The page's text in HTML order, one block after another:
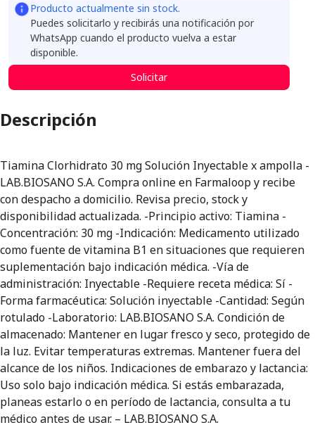
Producto actualmente sin stock.
Puedes solicitarlo y recibirás una notificación por
WhatsApp cuando el producto vuelva a estar
disponible.
Solicitar
Descripción
Tiamina Clorhidrato 30 mg Solución Inyectable x ampolla -
LAB.BIOSANO S.A. Compra online en Farmaloop y recibe
con despacho a domicilio. Revisa precio, stock y
disponibilidad actualizada. -Principio activo: Tiamina -
Concentración: 30 mg -Indicación: Medicamento utilizado
como fuente de vitamina B1 en situaciones que requieren
suplementación bajo indicación médica. -Vía de
administración: Inyectable -Requiere receta médica: Sí -
Forma farmacéutica: Solución inyectable -Cantidad: Según
rotulado -Laboratorio: LAB.BIOSANO S.A. Condición de
almacenado: Mantener en lugar fresco y seco, protegido de
la luz. Evitar temperaturas extremas. Mantener fuera del
alcance de los niños. Indicaciones de embarazo y lactancia:
Uso solo bajo indicación médica. Si estás embarazada,
planeas estarlo o en período de lactancia, consulta a tu
médico antes de usar. – LAB.BIOSANO S.A.